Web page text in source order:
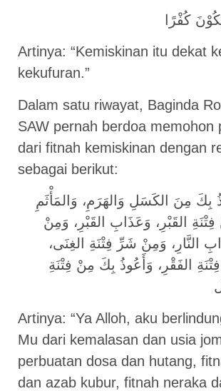
كُفْرًا
Artinya: “Kemiskinan itu dekat
kekufuran.”
Dalam satu riwayat, Baginda
SAW pernah berdoa memohon
dari fitnah kemiskinan dengan
sebagai berikut:
بِكَ مِنَ الكَسَلِ وَالهَرَمِ، وَالمَأْثَمِ
القَبْرِ، وَعَذَابِ القَبْرِ، وَمِنْ
النَّارِ، وَمِنْ شَرِّ فِتْنَةِ الغِنَى،
الفَقْرِ، وَأَعُوذُ بِكَ مِنْ فِتْنَةِ
Artinya: “Ya Alloh, aku
Mu dari kemalasan dan usia
perbuatan dosa dan hutang,
dan azab kubur, fitnah neraka